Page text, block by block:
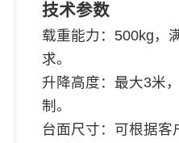
技术参数
载重能力：500kg，
求。
升降高度：最大3米
制。
台面尺寸：可根据客